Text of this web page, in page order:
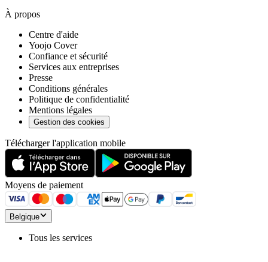
À propos
Centre d'aide
Yoojo Cover
Confiance et sécurité
Services aux entreprises
Presse
Conditions générales
Politique de confidentialité
Mentions légales
Gestion des cookies
Télécharger l'application mobile
Moyens de paiement
Belgique
Tous les services